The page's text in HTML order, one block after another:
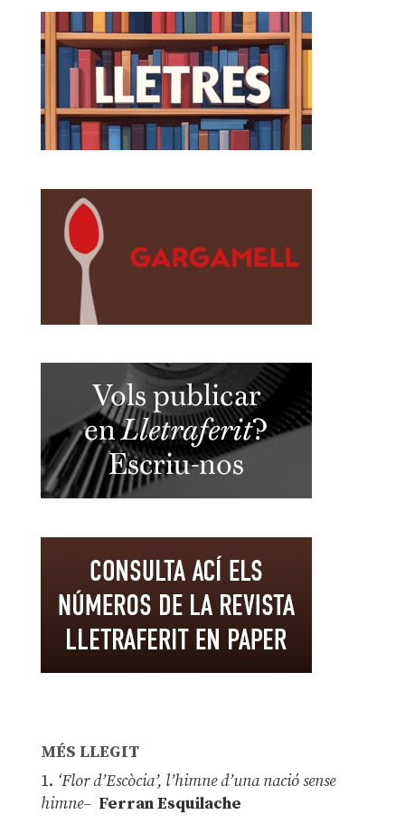
MÉS LLEGIT
1. ‘Flor d’Escòcia’, l’himne d’una nació sense
himne– Ferran Esquilache